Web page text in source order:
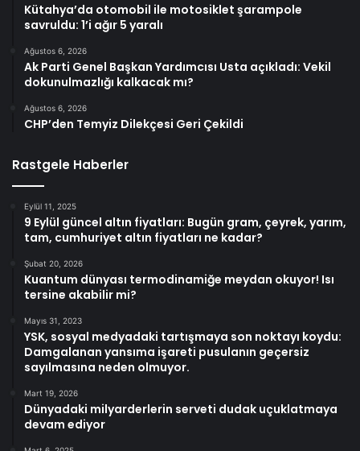
Kütahya’da otomobil ile motosiklet şarampole
savruldu: 1’i ağır 5 yaralı
Ağustos 6, 2026
Ak Parti Genel Başkan Yardımcısı Usta açıkladı: Vekil
dokunulmazlığı kalkacak mı?
Ağustos 6, 2026
CHP’den Temyiz Dilekçesi Geri Çekildi
Rastgele Haberler
Eylül 11, 2025
9 Eylül güncel altın fiyatları: Bugün gram, çeyrek, yarım,
tam, cumhuriyet altın fiyatları ne kadar?
Şubat 20, 2026
Kuantum dünyası termodinamiğe meydan okuyor! Isı
tersine akabilir mi?
Mayıs 31, 2023
YSK, sosyal medyadaki tartışmaya son noktayı koydu:
Damgalanan yansıma işareti pusulanın geçersiz
sayılmasına neden olmuyor.
Mart 19, 2026
Dünyadaki milyarderlerin serveti dudak uçuklatmaya
devam ediyor